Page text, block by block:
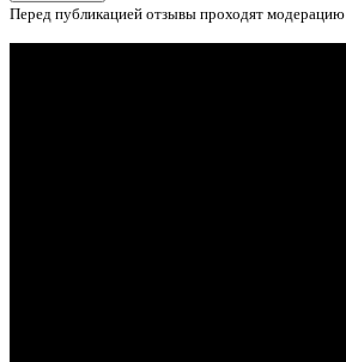
Перед публикацией отзывы проходят модерацию